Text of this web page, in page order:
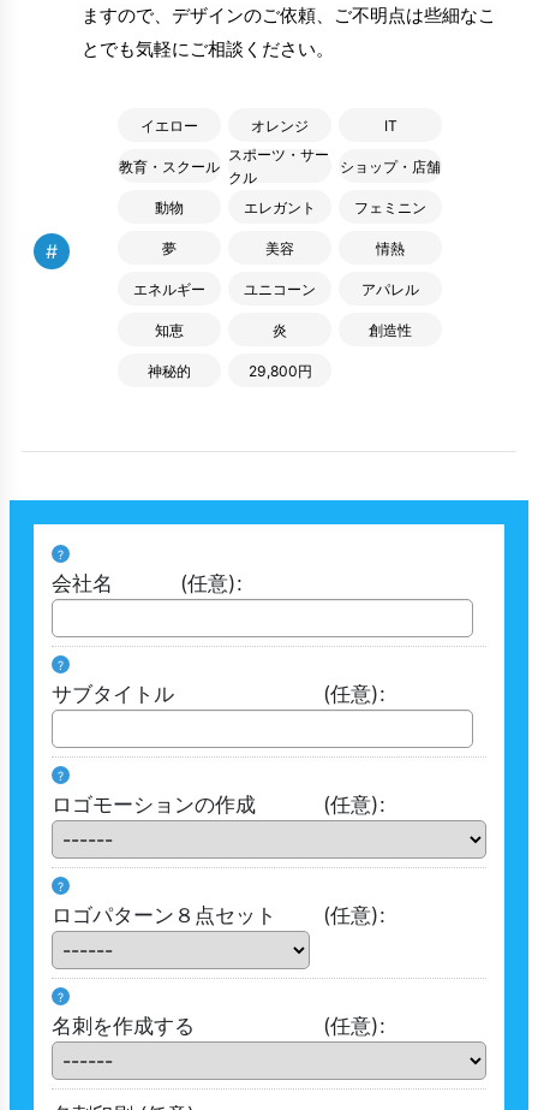
ますので、デザインのご依頼、ご不明点は些細なこ
とでも気軽にご相談ください。
#
イエロー オレンジ IT
教育・スクール
スポーツ・サー
クル
ショップ・店舗
動物 エレガント フェミニン
夢 美容 情熱
エネルギー ユニコーン アパレル
知恵 炎 創造性
神秘的 29,800円
?
会社名 (任意):
?
サブタイトル (任意):
?
ロゴモーションの作成 (任意):
?
ロゴパターン８点セット (任意):
?
名刺を作成する (任意):